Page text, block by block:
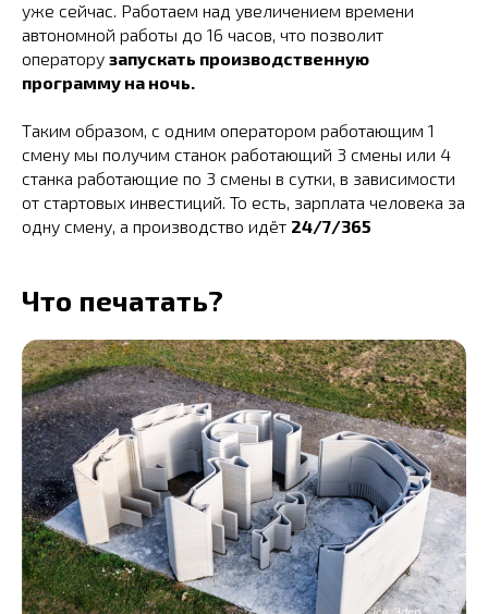
уже сейчас. Работаем над увеличением времени
автономной работы до 16 часов, что позволит
оператору запускать производственную
программу на ночь.
Таким образом, с одним оператором работающим 1
смену мы получим станок работающий 3 смены или 4
станка работающие по 3 смены в сутки, в зависимости
от стартовых инвестиций. То есть, зарплата человека за
одну смену, а производство идёт 24/7/365
Что печатать?